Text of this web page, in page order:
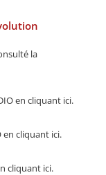
la
en cliquant ici.
en cliquant ici.
cliquant ici.